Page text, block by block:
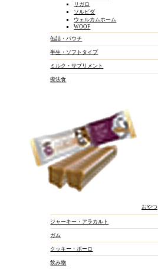
リガロ
ソルビダ
ウェルカムホーム
WOOF
缶詰・パウチ
半生・ソフトタイプ
ミルク・サプリメント
療法食
おやつ
ジャーキー・アラカルト
ガム
クッキー・ボーロ
飲み物